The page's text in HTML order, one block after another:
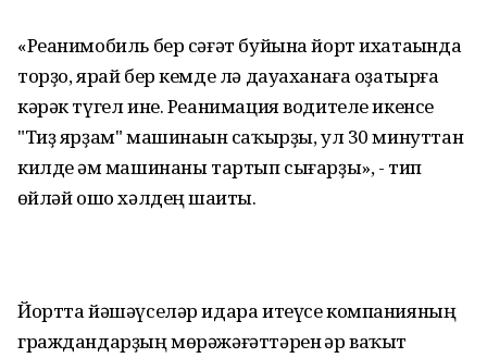
«Реанимобиль бер сәғәт буйына йорт ихатаһында
торҙо, ярай бер кемде лә дауаханаға оҙатырға
кәрәк түгел ине. Реанимация водителе икенсе
"Тиҙ ярҙам" машинаһын саҡырҙы, ул 30 минуттан
килде һәм машинаны тартып сығарҙы», - тип
һөйләй ошо хәлдең шаһиты.
Йортта йәшәүселәр идара итеүсе компанияның
граждандарҙың мөрәжәғәттәрен һәр ваҡыт